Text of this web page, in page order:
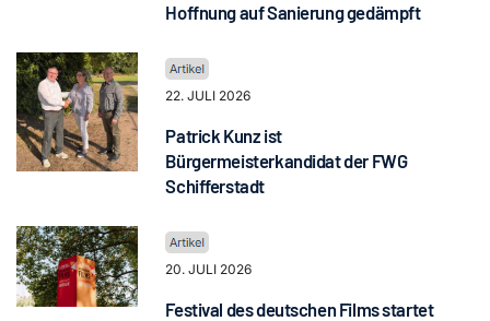
Hoffnung auf Sanierung gedämpft
22. JULI 2026
Patrick Kunz ist
Bürgermeisterkandidat der FWG
Schifferstadt
20. JULI 2026
Festival des deutschen Films startet